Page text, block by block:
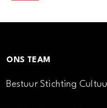
ONS TEAM
Bestuur Stichting